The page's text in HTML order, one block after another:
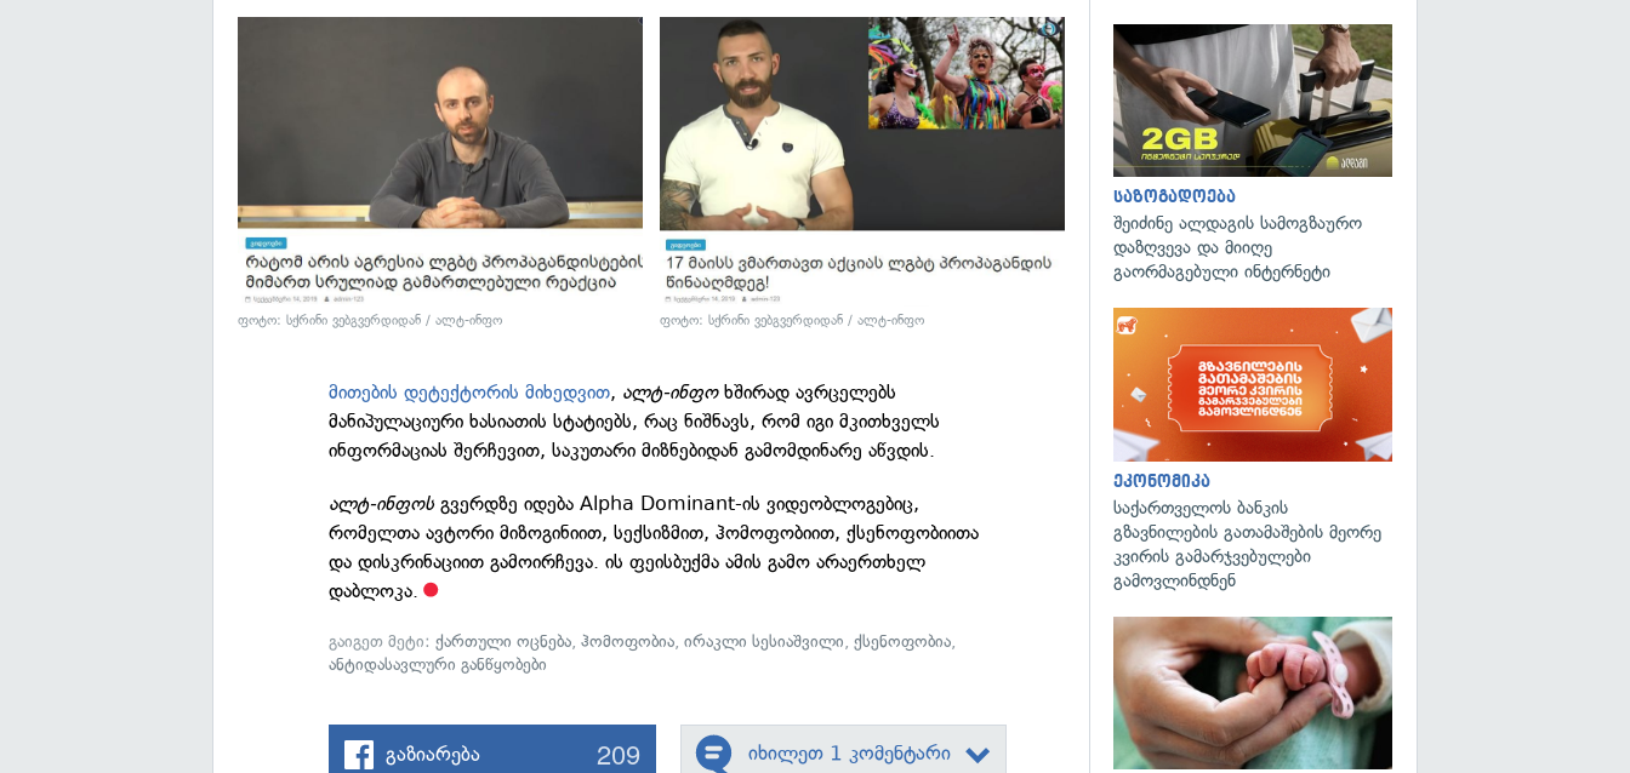
ფოტო: სქრინი ვებგვერდიდან / ალტ-ინფო ფოტო: სქრინი ვებგვერდიდან / ალტ-ინფო
მითების დეტექტორის მიხედვით, ალტ-ინფოხშირად ავრცელებს
მანიპულაციური ხასიათის სტატიებს, რაც ნიშნავს, რომ იგი მკითხველს
ინფორმაციას შერჩევით, საკუთარი მიზნებიდან გამომდინარე აწვდის.
ალტ-ინფოსგვერდზე იდება Alpha Dominant-ის ვიდეობლოგებიც,
რომელთა ავტორი მიზოგინიით, სექსიზმით, ჰომოფობიით, ქსენოფობიითა
და დისკრინაციით გამოირჩევა. ის ფეისბუქმა ამის გამო არაერთხელ
დაბლოკა.
გაიგეთ მეტი:ქართული ოცნება,ჰომოფობია,ირაკლი სესიაშვილი,ქსენოფობია,
ანტიდასავლური განწყობები
გაზიარება 209 იხილეთ 1 კომენტარი
საზოგადოება
შეიძინე ალდაგის სამოგზაურო
დაზღვევა და მიიღე
გაორმაგებული ინტერნეტი
ეკონომიკა
საქართველოს ბანკის
გზავნილების გათამაშების მეორე
კვირის გამარჯვებულები
გამოვლინდნენ